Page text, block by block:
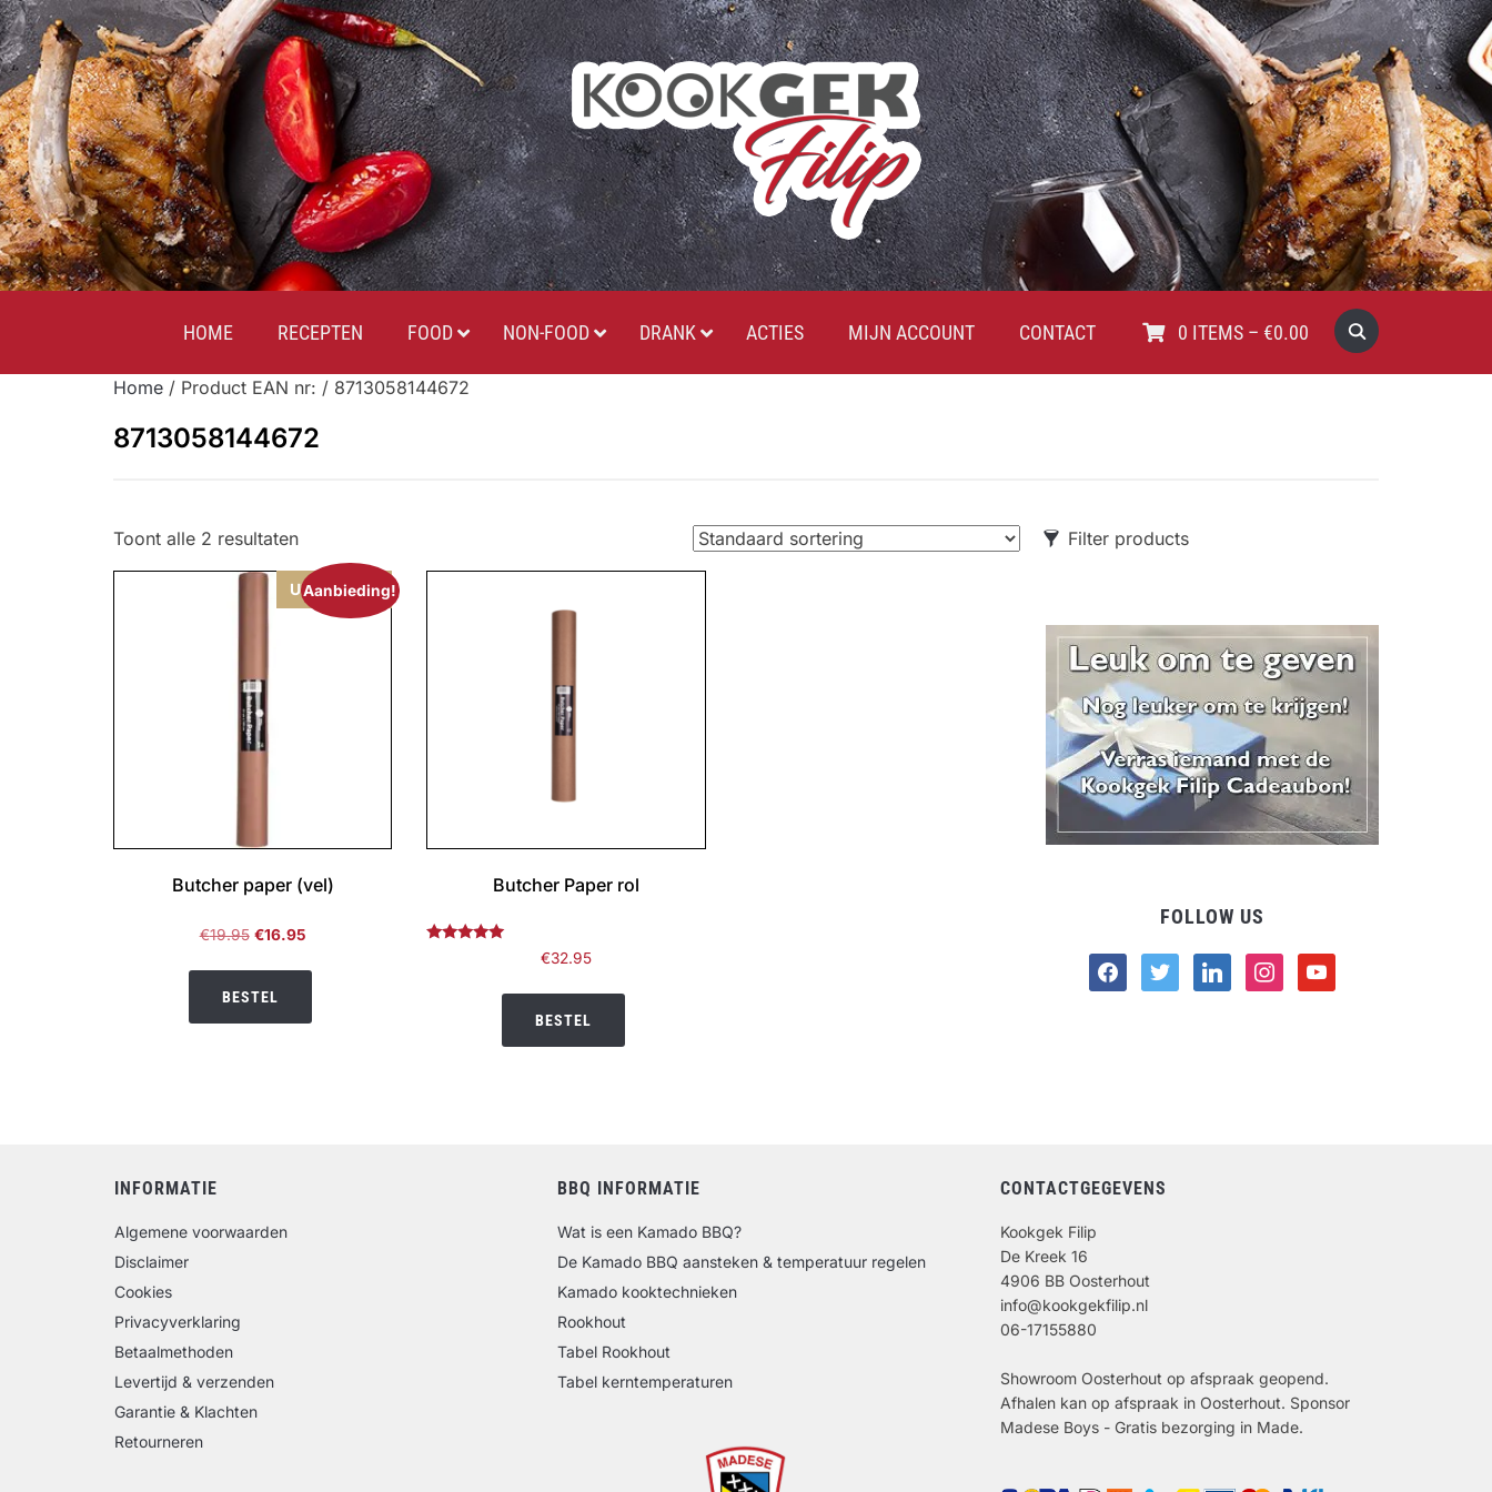
HOME RECEPTEN FOOD NON-FOOD DRANK ACTIES MIJN ACCOUNT CONTACT 0 ITEMS – €0.00
Home / Product EAN nr: / 8713058144672
8713058144672
Filter products
Food
Drank
Non-food
FOLLOW US
facebooktwitter linkedininstagramyoutube
Toont alle 2 resultaten
Aanbieding!
Uitverkocht
Butcher paper (vel)
€19.95 Oorspronkelijke
€19.95.
€16.95Huidige
BESTEL
Butcher Paper rol
€32.95
BESTEL
INFORMATIE
Algemene voorwaarden
Disclaimer
Cookies
Privacyverklaring
Betaalmethoden
Levertijd & verzenden
Garantie & Klachten
Retourneren
BBQ INFORMATIE
Wat is een Kamado BBQ?
De Kamado BBQ aansteken & temperatuur regelen
Kamado kooktechnieken
Rookhout
Tabel Rookhout
Tabel kerntemperaturen
CONTACTGEGEVENS
Kookgek Filip
De Kreek 16
4906 BB Oosterhout
info@kookgekfilip.nl
06-17155880
Showroom Oosterhout op afspraak geopend.
Afhalen kan op afspraak in Oosterhout. Sponsor
Madese Boys - Gratis bezorging in Made.